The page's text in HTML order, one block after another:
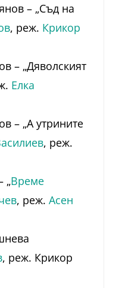
– „Съд на
, реж. Крикор
– „Дяволският
Елка
– „А утрините
, реж.
„Време
, реж. Асен
, реж. Крикор